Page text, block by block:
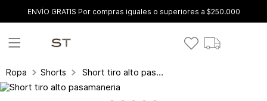
ENVÍO GRATIS Por compras iguales o superiores a $250.000
Ropa Shorts Short tiro alto pasamaneria